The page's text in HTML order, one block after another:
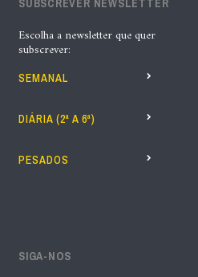
SUBSCREVER NEWSLETTER
Escolha a newsletter que quer
subscrever:
SEMANAL
DIÁRIA (2ª A 6ª)
PESADOS
SIGA-NOS